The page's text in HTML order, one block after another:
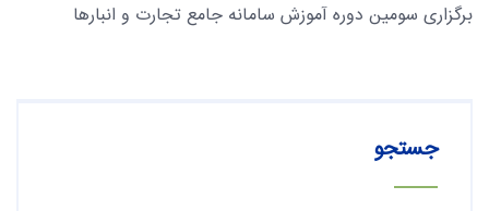
برگزاری سومین دوره آموزش سامانه جامع تجارت و انبارها
جستجو